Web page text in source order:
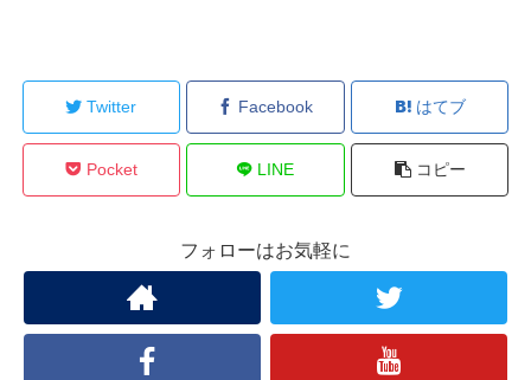
Twitter Facebook はてブ
Pocket LINE コピー
フォローはお気軽に